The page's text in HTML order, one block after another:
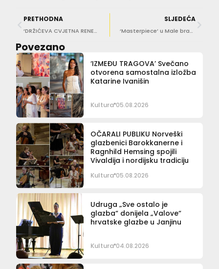
PRETHODNA
‘DRŽIĆEVA CVJETNA RENESANSA’ Otvorena izložba keramičarke Lucije Perojević u Stonu
SLJEDEĆA
‘Masterpiece’ u Male braće oduševio publiku, večeras na rasporedu tango i praizvedba Dubravka Detonija u Dvoru
Povezano
‘IZMEĐU TRAGOVA’ Svečano
otvorena samostalna izložba
Katarine Ivanišin
Kultura 05.08.2026
OČARALI PUBLIKU Norveški
glazbenici Barokkanerne i
Ragnhild Hemsing spojili
Vivaldija i nordijsku tradiciju
Kultura 05.08.2026
Udruga „Sve ostalo je
glazba“ donijela „Valove“
hrvatske glazbe u Janjinu
Kultura 04.08.2026